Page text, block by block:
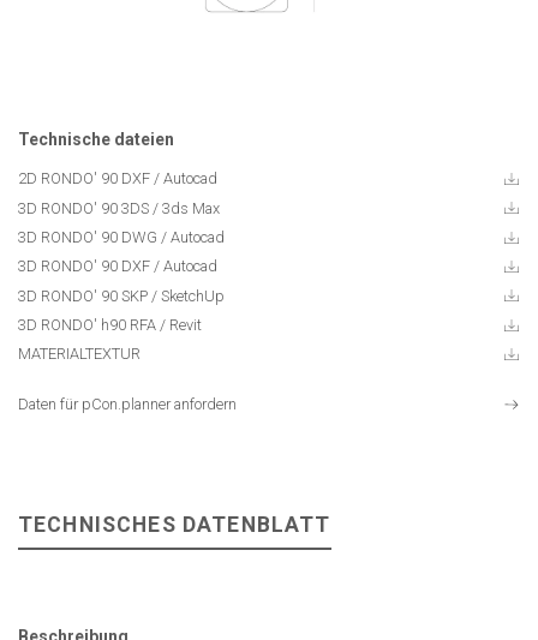
Technische dateien
2D RONDO' 90 DXF / Autocad
3D RONDO' 90 3DS / 3ds Max
3D RONDO' 90 DWG / Autocad
3D RONDO' 90 DXF / Autocad
3D RONDO' 90 SKP / SketchUp
3D RONDO' h90 RFA / Revit
MATERIALTEXTUR
Daten für pCon.planner anfordern
TECHNISCHES DATENBLATT
Beschreibung